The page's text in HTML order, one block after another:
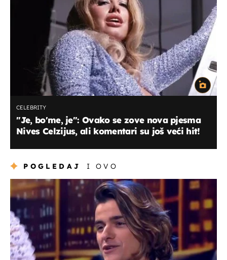
CELEBRITY
''Je, bo'me, je'': Ovako se zove nova pjesma
Nives Celzijus, ali komentari su još veći hit!
POGLEDAJ I OVO